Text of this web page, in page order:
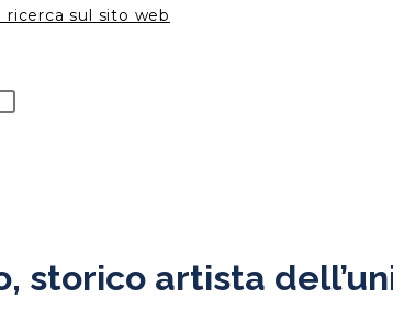
sul sito web
storico artista